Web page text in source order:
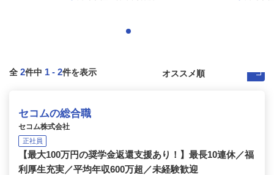
全 2件中 1 - 2件を表示
セコムの総合職
セコム株式会社
正社員
【最大100万円の奨学金返還支援あり！】最長10連休／福
利厚生充実／平均年収600万超／未経験歓迎